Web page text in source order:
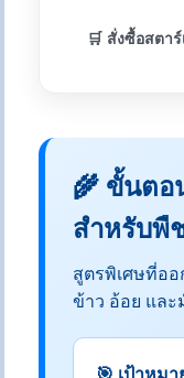
🛒 สั่งซื้อสตาร์
🌾 ขั้นตอ
สำหรับพื
สูตรพิเศษที่อ
ข้าว อ้อย แล